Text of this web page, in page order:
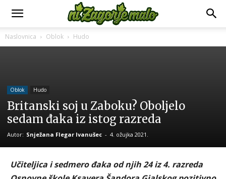
Naslovnica Oblok Hudo
Oblok Hudo
Britanski soj u Zaboku? Oboljelo
sedam đaka iz istog razreda
Autor: Snježana Flegar Ivanušec - 4. ožujka 2021.
Učiteljica i sedmero đaka od njih 24 iz 4. razreda